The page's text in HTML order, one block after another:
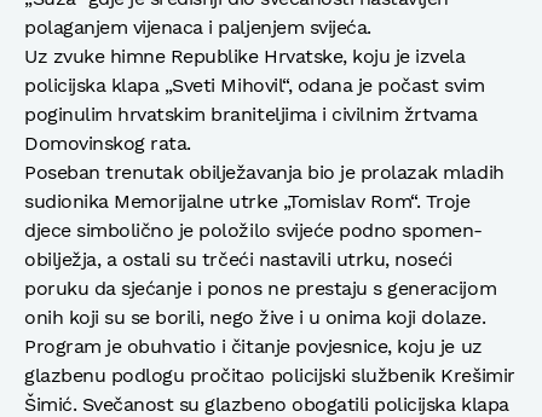
polaganjem vijenaca i paljenjem svijeća.
Uz zvuke himne Republike Hrvatske, koju je izvela
policijska klapa „Sveti Mihovil“, odana je počast svim
poginulim hrvatskim braniteljima i civilnim žrtvama
Domovinskog rata.
Poseban trenutak obilježavanja bio je prolazak mladih
sudionika Memorijalne utrke „Tomislav Rom“. Troje
djece simbolično je položilo svijeće podno spomen-
obilježja, a ostali su trčeći nastavili utrku, noseći
poruku da sjećanje i ponos ne prestaju s generacijom
onih koji su se borili, nego žive i u onima koji dolaze.
Program je obuhvatio i čitanje povjesnice, koju je uz
glazbenu podlogu pročitao policijski službenik Krešimir
Šimić. Svečanost su glazbeno obogatili policijska klapa